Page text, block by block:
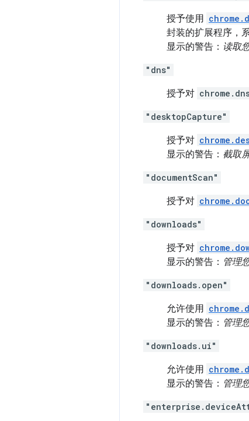
授予使用
封装的扩展程序，
显示的警告： 读取
"dns"
授予对
"desktopCapture"
授予对
显示的警告： 截取
"documentScan"
授予对
"downloads"
授予对
显示的警告： 管理
"downloads.open"
允许使用
显示的警告： 管理
"downloads.ui"
允许使用
显示的警告： 管理